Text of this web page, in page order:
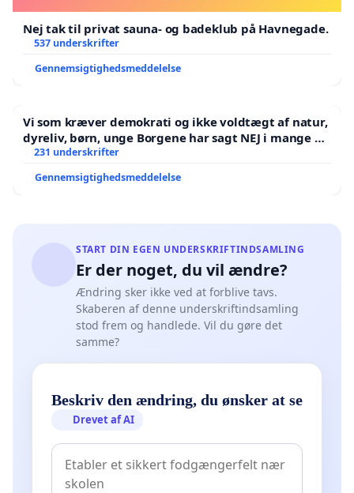
Nej tak til privat sauna- og badeklub på Havnegade.
537 underskrifter
Gennemsigtighedsmeddelelse
Vi som kræver demokrati og ikke voldtægt af natur,
dyreliv, børn, unge Borgene har sagt NEJ i mange år.
Der er
231 underskrifter
Gennemsigtighedsmeddelelse
START DIN EGEN UNDERSKRIFTINDSAMLING
Er der noget, du vil ændre?
Ændring sker ikke ved at forblive tavs.
Skaberen af denne underskriftindsamling
stod frem og handlede. Vil du gøre det
samme?
Beskriv den ændring, du ønsker at se
Drevet af AI